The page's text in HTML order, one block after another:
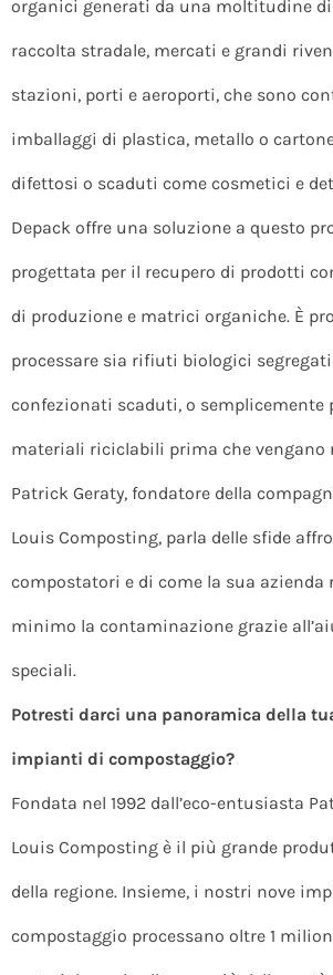
organici generati da una moltitudine
raccolta stradale, mercati e grandi
stazioni, porti e aeroporti, che sono
imballaggi di plastica, metallo o
difettosi o scaduti come cosmetici e
Depack offre una soluzione a questo
progettata per il recupero di prodotti
di produzione e matrici organiche. È
processare sia rifiuti biologici
confezionati scaduti, o semplicemente
materiali riciclabili prima che vengano
Patrick Geraty, fondatore della
Louis Composting, parla delle sfide
compostatori e di come la sua azienda
minimo la contaminazione grazie
speciali.
Potresti darci una panoramica della
impianti di compostaggio?
Fondata nel 1992 dall’eco-entusiasta
Louis Composting è il più grande
della regione. Insieme, i nostri nove
compostaggio processano oltre 1